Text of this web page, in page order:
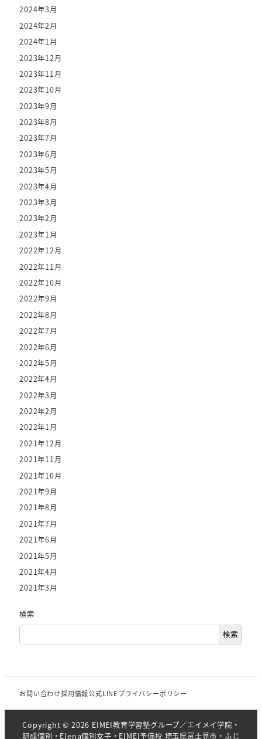
2024年3月
2024年2月
2024年1月
2023年12月
2023年11月
2023年10月
2023年9月
2023年8月
2023年7月
2023年6月
2023年5月
2023年4月
2023年3月
2023年2月
2023年1月
2022年12月
2022年11月
2022年10月
2022年9月
2022年8月
2022年7月
2022年6月
2022年5月
2022年4月
2022年3月
2022年2月
2022年1月
2021年12月
2021年11月
2021年10月
2021年9月
2021年8月
2021年7月
2021年6月
2021年5月
2021年4月
2021年3月
検索
検索
お問い合わせ採用情報公式LINEプライバシーポリシー
Copyright © 2026 EIMEI教育学習塾グループ／エイメイ学院・
明成個別・Elena個別女子・EIMEI予備校 埼玉県富士見市・ふじ